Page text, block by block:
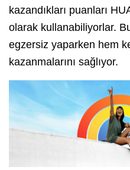
kazandıkları puanları
olarak kullanabiliyorlar.
egzersiz yaparken hem
kazanmalarını sağlıyor.